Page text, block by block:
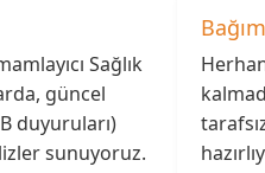
Sağlık
güncel
duyuruları)
sunuyoruz.